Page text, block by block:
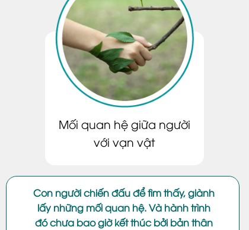
Con người chiến đấu để tìm thấy, giành
lấy những mối quan hệ. Và hành trình
đó chưa bao giờ kết thúc bởi bản thân
Mối quan hệ giữa người
với vạn vật